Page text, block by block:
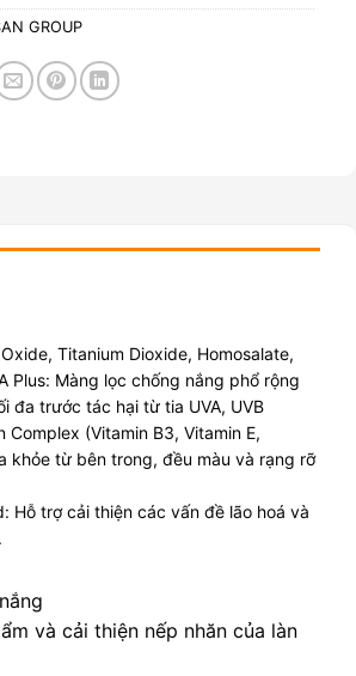
GROUP
Titanium Dioxide, Homosalate,
Plus: Màng lọc chống nắng phổ rộng
đa trước tác hại từ tia UVA, UVB
Complex (Vitamin B3, Vitamin E,
khỏe từ bên trong, đều màu và rạng rỡ
Hỗ trợ cải thiện các vấn đề lão hoá và
và cải thiện nếp nhăn của làn